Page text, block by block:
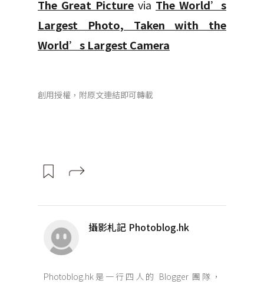
The Great Picture via The World’s
Largest Photo, Taken with the
World’s Largest Camera
創用授權，附原文連結即可轉載
攝影札記 Photoblog.hk
Photoblog.hk是一行四人的 Blogger 團隊，